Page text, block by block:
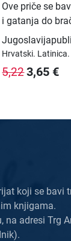
Ove priče se
i gatanja do
Hrvatski.
5,223,65 €
koji se bavi
knjigama.
na adresi Trg